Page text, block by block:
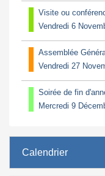
Visite ou
Vendredi 6
Assemblée
Vendredi 27
Soirée de fin
Mercredi 9
Calendrier